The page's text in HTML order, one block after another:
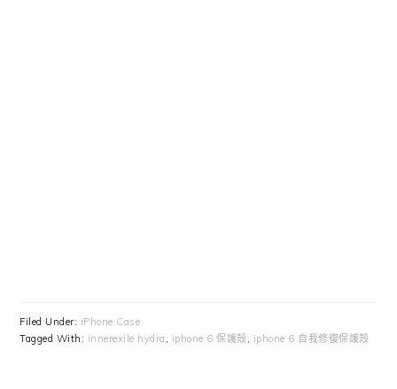
Filed Under: iPhone Case
Tagged With: innerexile hydra iphone 6 保護殼 iphone 6 自我修復保護殼